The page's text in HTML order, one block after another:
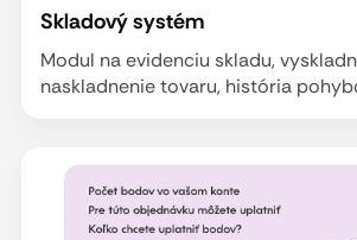
Skladový systém
Modul na evidenciu skladu,
naskladnenie tovaru, história